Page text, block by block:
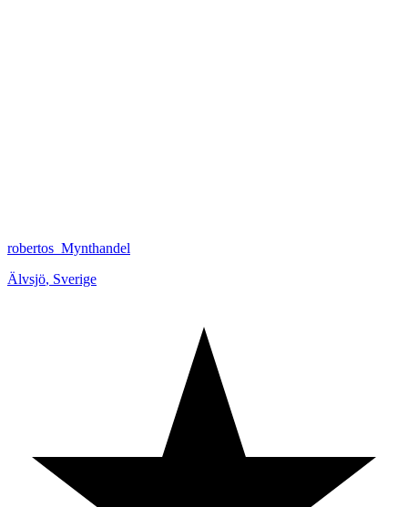
robertos_Mynthandel
Älvsjö, Sverige